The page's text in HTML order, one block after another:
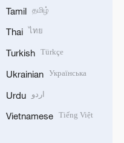
Tamil தமிழ்
Thai ไทย
Turkish Türkçe
Ukrainian Українська
Urdu اردو
Vietnamese Tiếng Việt